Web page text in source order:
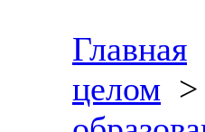
Главная
целом